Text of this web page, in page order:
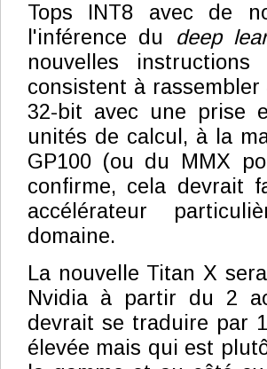
Tops INT8 avec de
l'inférence du deep
nouvelles
consistent à
32-bit avec une prise
unités de calcul, à la
GP100 (ou du MMX
confirme, cela devrait
accélérateur
domaine.
La nouvelle Titan X
Nvidia à partir du 2
devrait se traduire par
élevée mais qui est